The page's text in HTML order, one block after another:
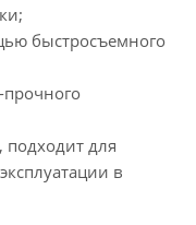
быстросъемного
прочного
подходит для
в